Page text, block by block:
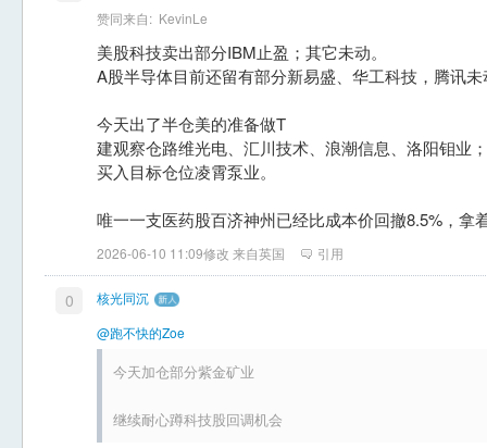
赞同来自: KevinLe
美股科技卖出部分IBM止盈；其它未动。
A股半导体目前还留有部分新易盛、华工科技，腾讯未
今天出了半仓美的准备做T
建观察仓路维光电、汇川技术、浪潮信息、洛阳钼业；
买入目标仓位凌霄泵业。
唯一一支医药股百济神州已经比成本价回撤8.5%，拿
2026-06-10 11:09修改 来自英国 引用
0
核光同沉
@跑不快的Zoe
今天加仓部分紫金矿业
继续耐心蹲科技股回调机会